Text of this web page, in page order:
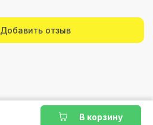
Добавить отзыв
В корзину